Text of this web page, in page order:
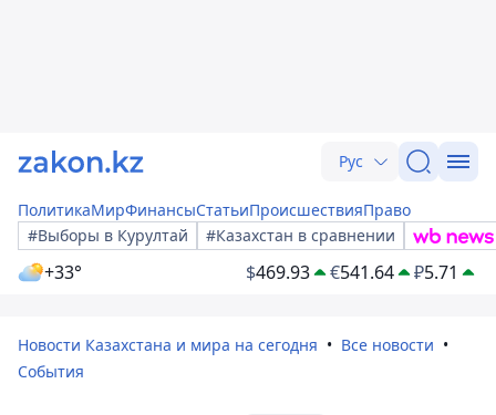
Рус
ПолитикаМирФинансыСтатьиПроисшествияПраво
#Выборы в Курултай
#Казахстан в сравнении
+33° $469.93 €541.64 ₽5.71
Новости Казахстана и мира на сегодня
Все новости
События